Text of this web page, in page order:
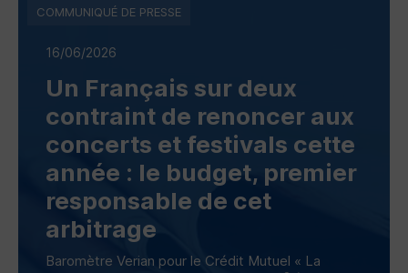
16/06/2026
Un Français sur deux
contraint de renoncer aux
concerts et festivals cette
année : le budget, premier
responsable de cet
arbitrage
Baromètre Verian pour le Crédit Mutuel « La
COMMUNIQUÉ DE PRESSE